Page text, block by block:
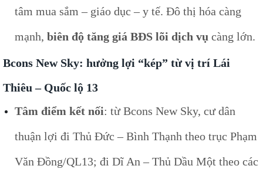
tâm mua sắm – giáo dục – y tế. Đô thị hóa càng
mạnh, biên độ tăng giá BĐS lõi dịch vụ càng lớn.
Bcons New Sky: hưởng lợi “kép” từ vị trí Lái
Thiêu – Quốc lộ 13
Tâm điểm kết nối: từ Bcons New Sky, cư dân
thuận lợi đi Thủ Đức – Bình Thạnh theo trục Phạm
Văn Đồng/QL13; đi Dĩ An – Thủ Dầu Một theo các